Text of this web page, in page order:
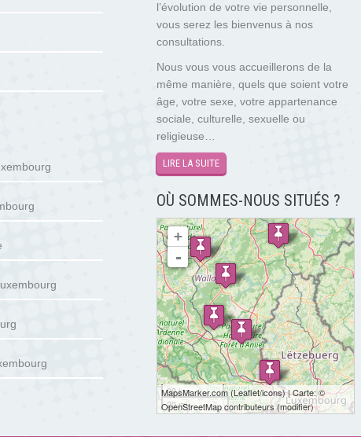
l’évolution de votre vie personnelle,
vous serez les bienvenus à nos
consultations.
Nous vous vous accueillerons de la
même manière, quels que soient votre
âge, votre sexe, votre appartenance
sociale, culturelle, sexuelle ou
religieuse…
LIRE LA SUITE
OÙ SOMMES-NOUS SITUÉS ?
chargement de la carte - veuillez patienter...
+
-
30 km
20 mi
MapsMarker.com(Leaflet/icons) | Carte: ©
OpenStreetMap contributeurs(modifier)